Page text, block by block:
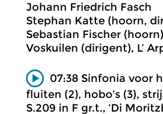
Johann Friedrich Fasch
Stephan Katte (hoorn,
Sebastian Fischer
Voskuilen (dirigent), L’
07:38 Sinfonia voor
fluiten (2), hobo’s (3),
S.209 in F gr.t., ‘Di